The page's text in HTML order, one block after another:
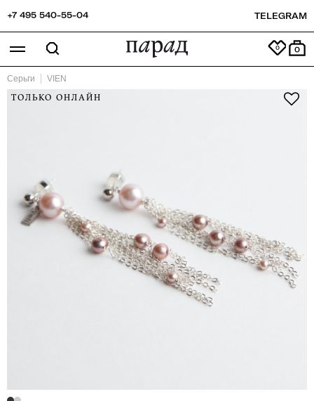
+7 495 540-55-04 TELEGRAM
0
Серьги VIEN
ТОЛЬКО ОНЛАЙН